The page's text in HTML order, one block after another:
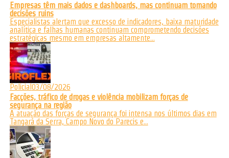
Empresas têm mais dados e dashboards, mas continuam tomando
decisões ruins
Especialistas alertam que excesso de indicadores, baixa maturidade
analítica e falhas humanas continuam comprometendo decisões
estratégicas mesmo em empresas altamente...
Policial 03/08/2026
Facções, tráfico de drogas e violência mobilizam forças de
segurança na região
A atuação das forças de segurança foi intensa nos últimos dias em
Tangará da Serra, Campo Novo do Parecis e...